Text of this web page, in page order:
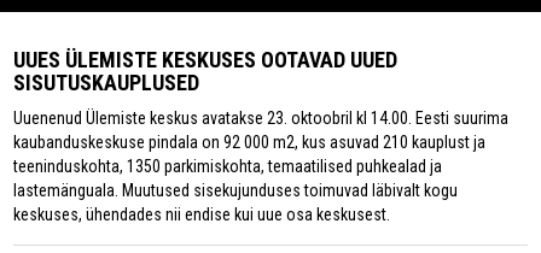
UUES ÜLEMISTE KESKUSES OOTAVAD UUED
SISUTUSKAUPLUSED
Uuenenud Ülemiste keskus avatakse 23. oktoobril kl 14.00. Eesti suurima
kaubanduskeskuse pindala on 92 000 m2, kus asuvad 210 kauplust ja
teeninduskohta, 1350 parkimiskohta, temaatilised puhkealad ja
lastemänguala. Muutused sisekujunduses toimuvad läbivalt kogu
keskuses, ühendades nii endise kui uue osa keskusest.